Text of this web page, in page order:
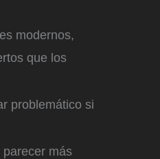
modernos,
que los
problemático si
más